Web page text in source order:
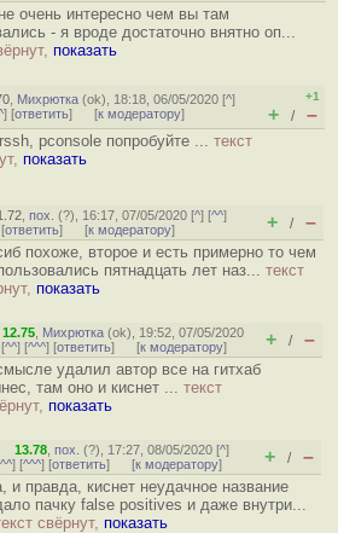
очень интересно чем вы там
- я вроде достаточно внятно оп...
показать
Михрютка (ok), 18:18, 06/05/2020 [^]
] [ответить] [к модератору]
+1
+ / –
pconsole попробуйте ... текст
показать
,пох. (?), 16:17, 07/05/2020 [^] [^^]
ответить] [к модератору] + / –
похоже, второе и есть примерно то чем
пятнадцать лет наз... текст
показать
12.75 Михрютка (ok), 19:52, 07/05/2020
^^] [^^^] [ответить] [к модератору] + / –
удалил автор все на гитхаб
там оно и киснет ... текст
показать
13.78 ,пох. (?), 17:27, 08/05/2020 [^]
^^] [^^^] [ответить] [к модератору] + / –
и правда, киснет неудачное название
пачку false positives и даже внутри...
свёрнут, показать